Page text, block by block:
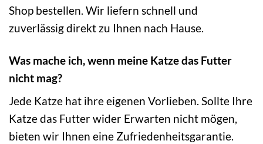
Shop bestellen. Wir liefern schnell und
zuverlässig direkt zu Ihnen nach Hause.
Was mache ich, wenn meine Katze das Futter
nicht mag?
Jede Katze hat ihre eigenen Vorlieben. Sollte Ihre
Katze das Futter wider Erwarten nicht mögen,
bieten wir Ihnen eine Zufriedenheitsgarantie.